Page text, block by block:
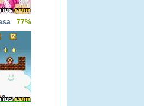
77%